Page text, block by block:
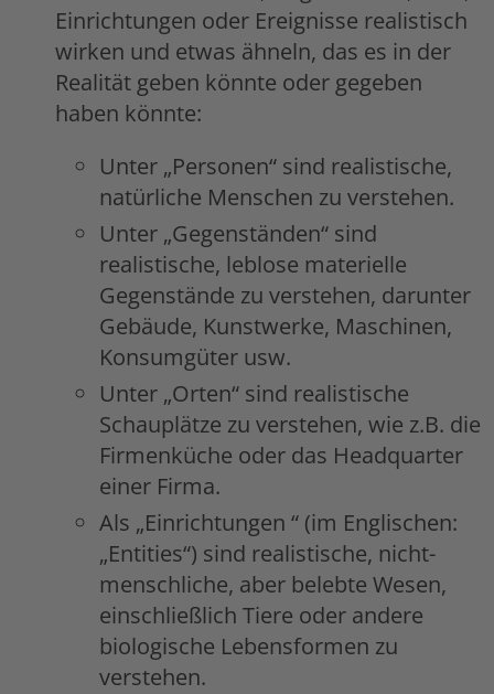
Einrichtungen oder Ereignisse realistisch
wirken und etwas ähneln, das es in der
Realität geben könnte oder gegeben
haben könnte:
Unter „Personen“ sind realistische,
natürliche Menschen zu verstehen.
Unter „Gegenständen“ sind
realistische, leblose materielle
Gegenstände zu verstehen, darunter
Gebäude, Kunstwerke, Maschinen,
Konsumgüter usw.
Unter „Orten“ sind realistische
Schauplätze zu verstehen, wie z.B. die
Firmenküche oder das Headquarter
einer Firma.
Als „Einrichtungen “ (im Englischen:
„Entities“) sind realistische, nicht-
menschliche, aber belebte Wesen,
einschließlich Tiere oder andere
biologische Lebensformen zu
verstehen.